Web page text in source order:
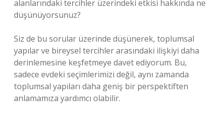
alanlarındaki tercihler üzerindeki etkisi hakkında ne
düşünüyorsunuz?
Siz de bu sorular üzerinde düşünerek, toplumsal
yapılar ve bireysel tercihler arasındaki ilişkiyi daha
derinlemesine keşfetmeye davet ediyorum. Bu,
sadece evdeki seçimlerimizi değil, aynı zamanda
toplumsal yapıları daha geniş bir perspektiften
anlamamıza yardımcı olabilir.